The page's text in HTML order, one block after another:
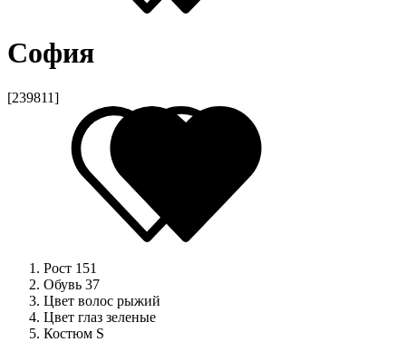
София
[239811]
Рост 151
Обувь 37
Цвет волос рыжий
Цвет глаз зеленые
Костюм S